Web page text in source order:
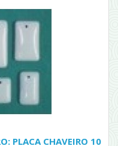
PLACA CHAVEIRO 10